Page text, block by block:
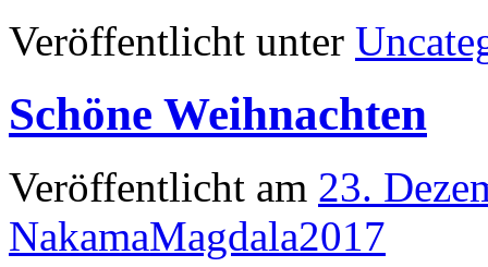
Veröffentlicht unter
Schöne Weihnachten
Veröffentlicht am 23.
NakamaMagdala2017